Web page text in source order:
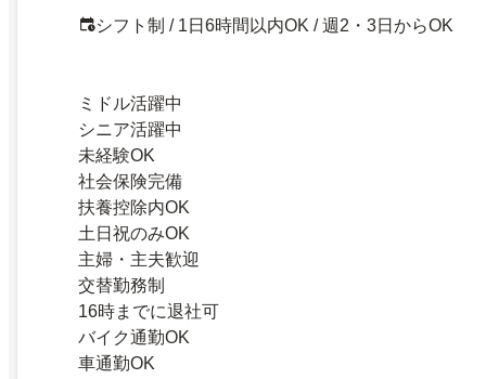
シフト制 / 1日6時間以内OK / 週2・3日からOK
ミドル活躍中
シニア活躍中
未経験OK
社会保険完備
扶養控除内OK
土日祝のみOK
主婦・主夫歓迎
交替勤務制
16時までに退社可
バイク通勤OK
車通勤OK